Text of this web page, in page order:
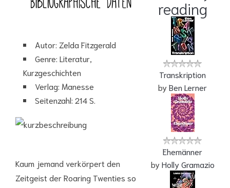
Autor: Zelda Fitzgerald
Genre: Literatur,
Kurzgeschichten
Verlag: Manesse
Seitenzahl: 214 S.
Kaum jemand verkörpert den
Zeitgeist der Roaring Twenties so
reading
Transkription
byBen Lerner
Ehemänner
byHolly Gramazio